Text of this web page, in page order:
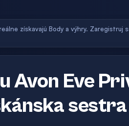
získavajú Body a výhry. Zaregistruj
Avon Eve
sestra